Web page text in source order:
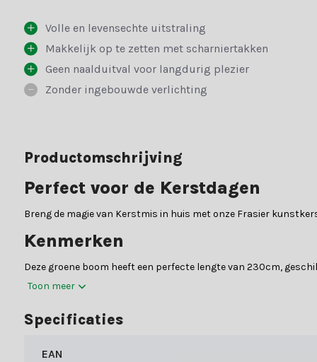
Volle en levensechte uitstraling
Makkelijk op te zetten met scharniertakken
Geen naalduitval voor langdurig plezier
Zonder ingebouwde verlichting
Productomschrijving
Perfect voor de Kerstdagen
Breng de magie van Kerstmis in huis met onze Frasier
Kenmerken
Deze groene boom heeft een perfecte lengte van 230cm,
inklapbare ontwerp. Realistische uitstraling met volle takken
Toepassing en Sfeer
De Frasier kunstkerstboom is perfect voor zowel kleine als
Toon meer
Specificaties
EAN